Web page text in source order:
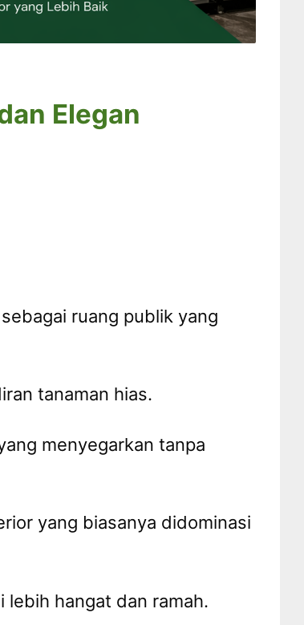
Elegan
ruang publik yang
tanaman hias.
menyegarkan tanpa
yang biasanya didominasi
lebih hangat dan ramah.